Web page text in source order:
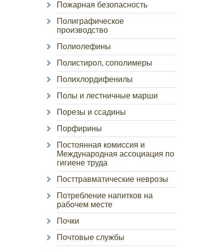
Пожарная безопасность
Полиграфическое
производство
Полиолефины
Полистирол, сополимеры
Полихлордифенилы
Полы и лестничные марши
Порезы и ссадины
Порфирины
Постоянная комиссия и
Международная ассоциация по
гигиене труда
Посттравматические неврозы
Потребление напитков на
рабочем месте
Почки
Почтовые службы